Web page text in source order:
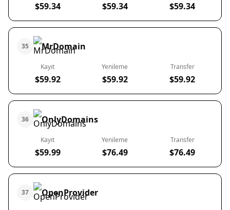
$59.34 $59.34 $59.34
35 MrDomain
Kayıt
$59.92
Yenileme
$59.92
Transfer
$59.92
36 OnlyDomains
Kayıt
$59.99
Yenileme
$76.49
Transfer
$76.49
37 OpenProvider